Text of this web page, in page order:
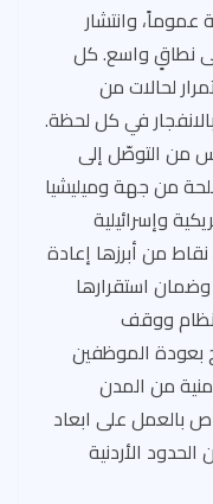
عموماً، وانتشار
نطاقٍ واسع. كل
لحالات من
في كل لحظة.
تمكن الروس من التوصّل إلى
من جهة وميليشيا
وإسرائيلية
من أبرزها إعادة
استقرارها
ووقف
بعودة الموظفين
من المدن
بالعمل على ابعاد
مسافةَ 50 كم عن الحدود الأردنية